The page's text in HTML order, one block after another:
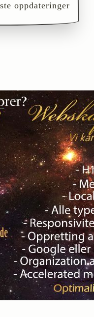
oppdateringer